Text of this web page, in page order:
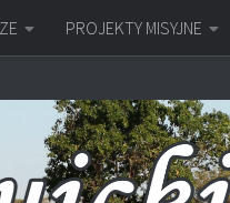
PROJEKTY MISYJNE